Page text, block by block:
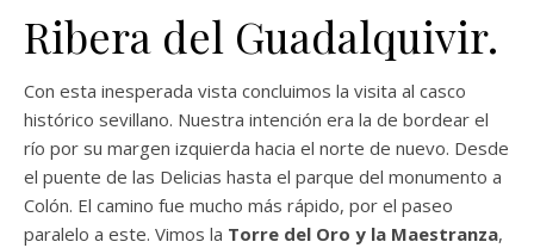
Ribera del Guadalquivir.
Con esta inesperada vista concluimos la visita al casco
histórico sevillano. Nuestra intención era la de bordear el
río por su margen izquierda hacia el norte de nuevo. Desde
el puente de las Delicias hasta el parque del monumento a
Colón. El camino fue mucho más rápido, por el paseo
paralelo a este. Vimos la Torre del Oro y la Maestranza,